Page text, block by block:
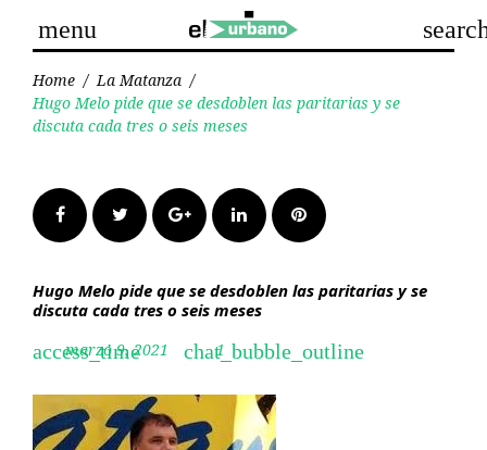
content
menu
Home / La Matanza /
Hugo Melo pide que se desdoblen las paritarias y se
discuta cada tres o seis meses
FacebookTwitter Google+LinkedInPinterest
Hugo Melo pide que se desdoblen las paritarias y se
discuta cada tres o seis meses
access_time
marzo 9, 2021 chat_bubble_outline
1